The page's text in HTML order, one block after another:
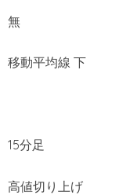
無
移動平均線 下
15分足
高値切り上げ